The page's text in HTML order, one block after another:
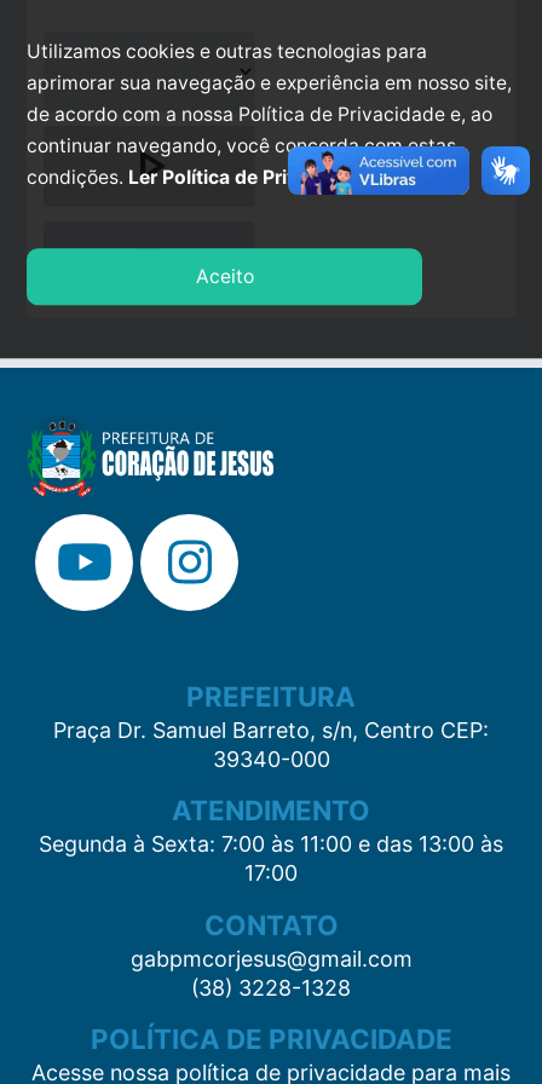
play_arrow
stop
PREFEITURA
Praça Dr. Samuel Barreto, s/n, Centro CEP:
39340-000
ATENDIMENTO
Segunda à Sexta: 7:00 às 11:00 e das 13:00 às
17:00
CONTATO
gabpmcorjesus@gmail.com
(38) 3228-1328
POLÍTICA DE PRIVACIDADE
Acesse nossa política de privacidade para mais
Utilizamos cookies e outras tecnologias para
aprimorar sua navegação e experiência em nosso site,
de acordo com a nossa Política de Privacidade e, ao
continuar navegando, você concorda com estas
condições. Ler Política de Privacidade.
Aceito